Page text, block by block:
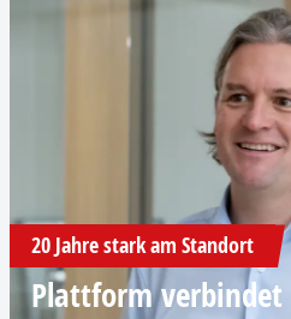
20 Jahre stark am Standort
Plattform verbindet